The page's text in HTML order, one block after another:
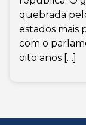
quebrada
estados mais
com o
oito anos […]